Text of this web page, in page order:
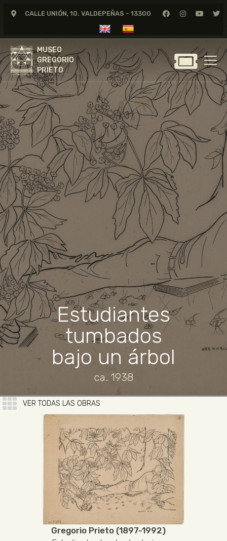
CALLE UNIÓN, 10. VALDEPEÑAS - 13300
MUSEO
GREGORIO
PRIETO
MUSEO
GREGORIO
PRIETO
GREGORIO PRIETO
MUSEO
ARCHIVO
CERTAMEN DE DIBUJO
FUNDACIÓN
TIENDA
NOTICIAS
Estudiantes
tumbados
bajo un árbol
ca. 1938
VER TODAS LAS OBRAS
Gregorio Prieto (1897-1992)